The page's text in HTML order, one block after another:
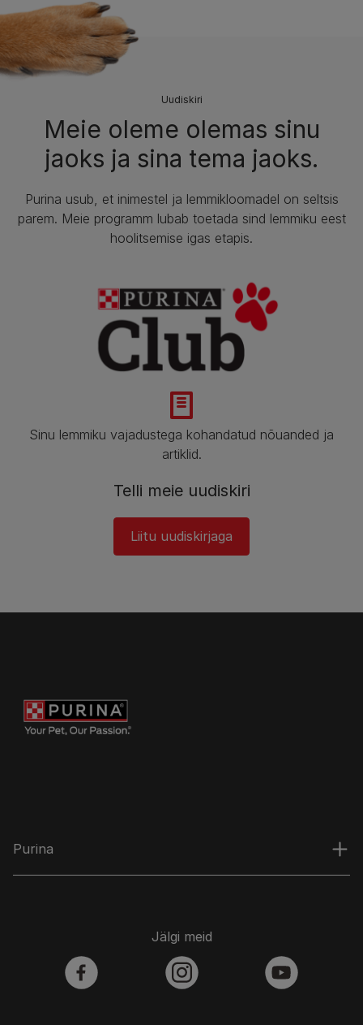
Uudiskiri
Meie oleme olemas sinu
jaoks ja sina tema jaoks.​
Purina usub, et inimestel ja lemmikloomadel on seltsis
parem. Meie programm lubab toetada sind lemmiku eest
hoolitsemise igas etapis.​
Sinu lemmiku vajadustega kohandatud nõuanded ja
artiklid.​
Telli meie uudiskiri​
Liitu uudiskirjaga
Purina
Jälgi meid
facebook instagram youtube